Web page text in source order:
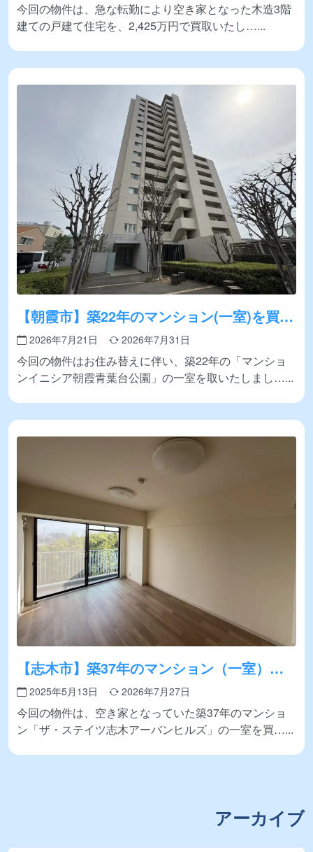
今回の物件は、急な転勤により空き家となった木造3階
建ての戸建て住宅を、2,425万円で買取いたし…
【朝霞市】築22年のマンション(一室)を買取
いたしました
2026年7月21日 2026年7月31日
今回の物件はお住み替えに伴い、築22年の「マンショ
ンイニシア朝霞青葉台公園」の一室を取いたしまし…
【志木市】築37年のマンション（一室）を
買取いたしました
2025年5月13日 2026年7月27日
今回の物件は、空き家となっていた築37年のマンショ
ン「ザ・ステイツ志木アーバンヒルズ」の一室を買…
アーカイブ